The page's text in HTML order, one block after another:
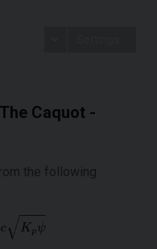
Caquot -
the following